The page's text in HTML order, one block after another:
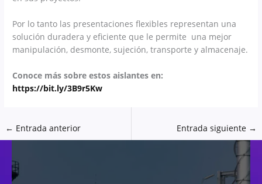
Por lo tanto las presentaciones flexibles representan una
solución duradera y eficiente que le permite una mejor
manipulación, desmonte, sujeción, transporte y almacenaje.
Conoce más sobre estos aislantes en:
https://bit.ly/3B9r5Kw
← Entrada anterior Entrada siguiente →